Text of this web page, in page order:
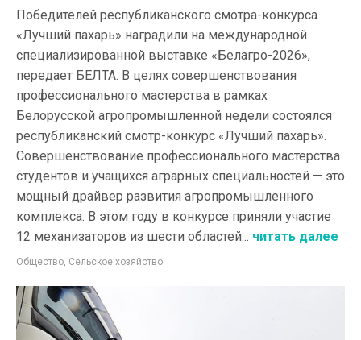
Победителей республиканского смотра-конкурса
«Лучший пахарь» наградили на международной
специализированной выставке «Белагро-2026»,
передает БЕЛТА. В целях совершенствования
профессионального мастерства в рамках
Белорусской агропромышленной недели состоялся
республиканский смотр-конкурс «Лучший пахарь».
Совершенствование профессионального мастерства
студентов и учащихся аграрных специальностей — это
мощный драйвер развития агропромышленного
комплекса. В этом году в конкурсе приняли участие
12 механизаторов из шести областей... читать далее
Общество, Сельское хозяйство